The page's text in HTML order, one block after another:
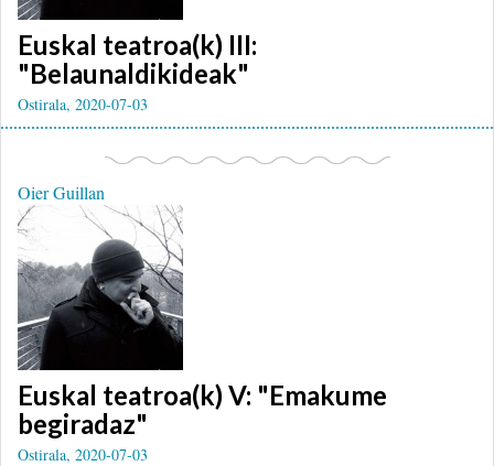
Euskal teatroa(k) III:
"Belaunaldikideak"
Ostirala, 2020-07-03
Oier Guillan
Euskal teatroa(k) V: "Emakume
begiradaz"
Ostirala, 2020-07-03